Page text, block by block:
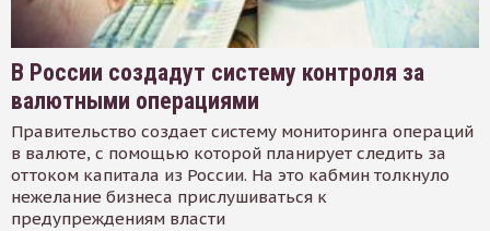
В России создадут систему контроля за
валютными операциями
Правительство создает систему мониторинга операций
в валюте, с помощью которой планирует следить за
оттоком капитала из России. На это кабмин толкнуло
нежелание бизнеса прислушиваться к
предупреждениям власти